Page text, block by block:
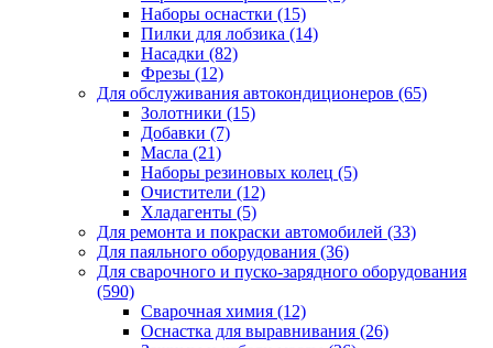
Наборы оснастки (15)
Пилки для лобзика (14)
Насадки (82)
Фрезы (12)
Для обслуживания автокондиционеров (65)
Золотники (15)
Добавки (7)
Масла (21)
Наборы резиновых колец (5)
Очистители (12)
Хладагенты (5)
Для ремонта и покраски автомобилей (33)
Для паяльного оборудования (36)
Для сварочного и пуско-зарядного оборудования
(590)
Сварочная химия (12)
Оснастка для выравнивания (26)